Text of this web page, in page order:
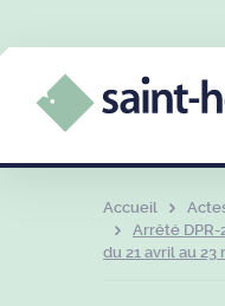
Accueil
Arrêté
du 21 avril au 23